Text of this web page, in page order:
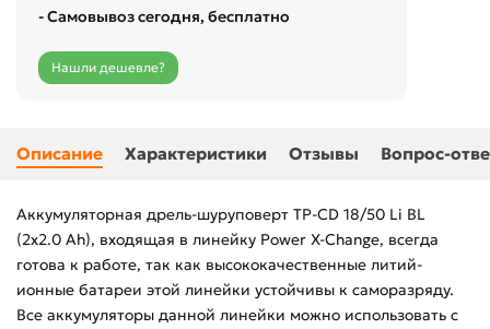
- Самовывоз сегодня, бесплатно
Нашли дешевле?
Описание Характеристики Отзывы Вопрос-
Аккумуляторная дрель-шуруповерт TP-CD 18/50 Li BL
(2x2.0 Ah), входящая в линейку Power X-Change, всегда
готова к работе, так как высококачественные литий-
ионные батареи этой линейки устойчивы к саморазряду.
Все аккумуляторы данной линейки можно использовать с